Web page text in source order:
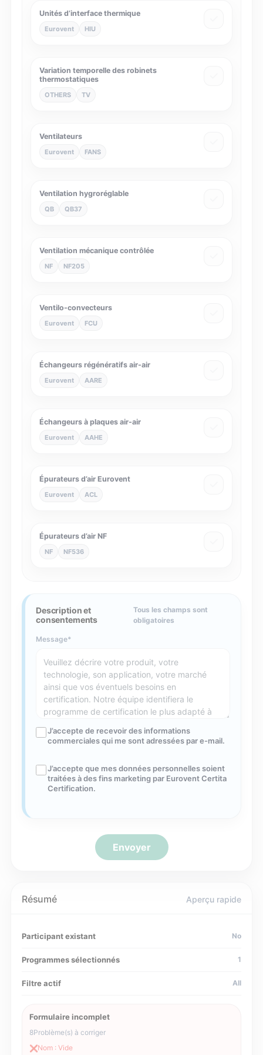
Unités d’interface thermique
Eurovent HIU
Variation temporelle des robinets
thermostatiques
OTHERS TV
Ventilateurs
Eurovent FANS
Ventilation hygroréglable
QB QB37
Ventilation mécanique contrôlée
NF NF205
Ventilo-convecteurs
Eurovent FCU
Échangeurs régénératifs air-air
Eurovent AARE
Échangeurs à plaques air-air
Eurovent AAHE
Épurateurs d’air Eurovent
Eurovent ACL
Épurateurs d’air NF
NF NF536
Description et
consentements
Tous les champs sont
obligatoires
Message
J’accepte de recevoir des informations
commerciales qui me sont adressées par e-mail.
J’accepte que mes données personnelles soient
traitées à des fins marketing par Eurovent Certita
Certification.
Envoyer
Résumé Aperçu rapide
Participant existant No
Programmes sélectionnés 1
Filtre actif All
Formulaire incomplet
8Problème(s) à corriger
❌Nom : Vide